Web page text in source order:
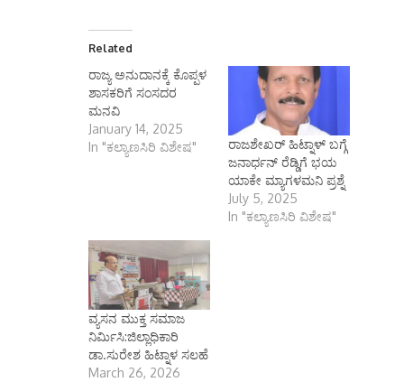
Related
ರಾಜ್ಯ ಅನುದಾನಕ್ಕೆ ಕೊಪ್ಪಳ
ಶಾಸಕರಿಗೆ ಸಂಸದರ
ಮನವಿ
January 14, 2025
In "ಕಲ್ಯಾಣಸಿರಿ ವಿಶೇಷ"
ರಾಜಶೇಖರ್ ಹಿಟ್ನಾಳ್ ಬಗ್ಗೆ
ಜನಾರ್ಧನ್ ರೆಡ್ಡಿಗೆ ಭಯ
ಯಾಕೇ ಮ್ಯಾಗಳಮನಿ ಪ್ರಶ್ನೆ
July 5, 2025
In "ಕಲ್ಯಾಣಸಿರಿ ವಿಶೇಷ"
ವ್ಯಸನ ಮುಕ್ತ ಸಮಾಜ
ನಿರ್ಮಿಸಿ:ಜಿಲ್ಲಾಧಿಕಾರಿ
ಡಾ.ಸುರೇಶ ಹಿಟ್ನಾಳ ಸಲಹೆ
March 26, 2026